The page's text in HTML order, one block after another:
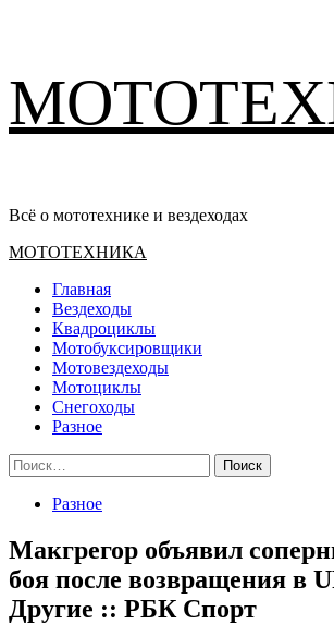
содержимому
Всё о мототехнике и вездеходах
Основное
МОТОТЕХНИКА
Главная
Вездеходы
Квадроциклы
Мотобуксировщики
Мотовездеходы
Мотоциклы
Снегоходы
Разное
Найти:
Разное
Макгрегор объявил
боя после возвращения в
Другие :: РБК Спорт